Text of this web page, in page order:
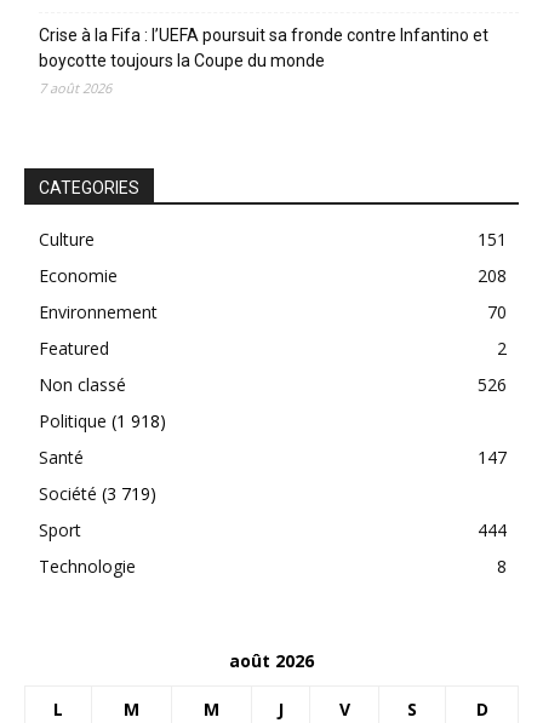
Crise à la Fifa : l’UEFA poursuit sa fronde contre Infantino et
boycotte toujours la Coupe du monde
7 août 2026
CATEGORIES
Culture
151
Economie
208
Environnement
70
Featured
2
Non classé
526
Politique (1 918)
Santé
147
Société (3 719)
Sport
444
Technologie
8
août 2026
L M M J V S D